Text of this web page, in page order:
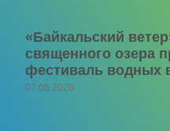
«Байкальский
священного озера
фестиваль водных
07.08.2026